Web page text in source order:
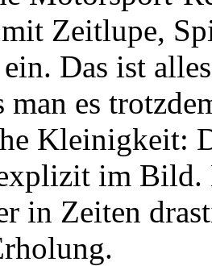
Zeitlupe,
Das ist
man es
Kleinigkeit:
im Bild.
in Zeiten